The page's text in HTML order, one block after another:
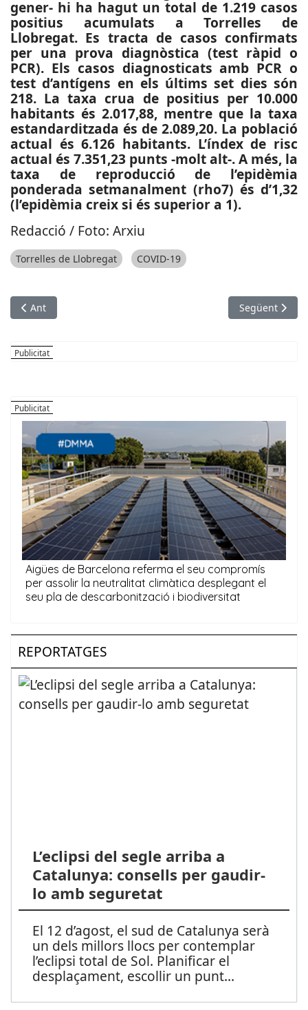
gener- hi ha hagut un total de 1.219 casos
positius acumulats a Torrelles de
Llobregat. Es tracta de casos confirmats
per una prova diagnòstica (test ràpid o
PCR). Els casos diagnosticats amb PCR o
test d’antígens en els últims set dies són
218. La taxa crua de positius per 10.000
habitants és 2.017,88, mentre que la taxa
estandarditzada és de 2.089,20. La població
actual és 6.126 habitants. L’índex de risc
actual és 7.351,23 punts -molt alt-. A més, la
taxa de reproducció de l’epidèmia
ponderada setmanalment (rho7) és d’1,32
(l’epidèmia creix si és superior a 1).
Redacció / Foto: Arxiu
Torrelles de Llobregat COVID-19
Article anterior: SUCCESSOS: Baralla amb armes blanques a
Ant Article
Següent
REPORTATGES
L’eclipsi del segle arriba a
Catalunya: consells per gaudir-
lo amb seguretat
El 12 d’agost, el sud de Catalunya serà
un dels millors llocs per contemplar
l’eclipsi total de Sol. Planificar el
desplaçament, escollir un punt...